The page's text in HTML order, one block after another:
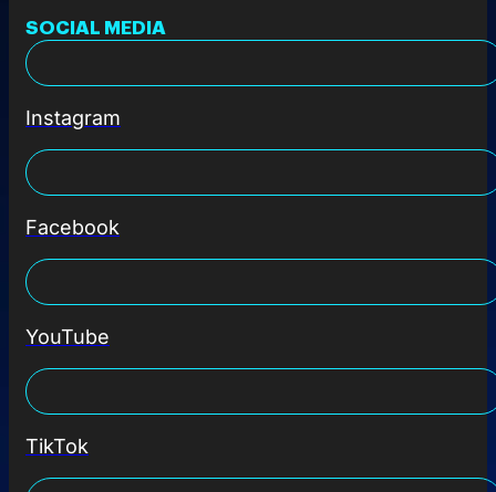
SOCIAL MEDIA
Instagram
Facebook
YouTube
TikTok